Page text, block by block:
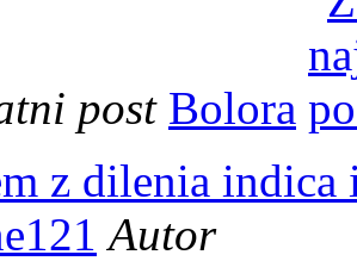
post Bolora
z dilenia indica
Autor